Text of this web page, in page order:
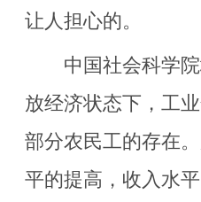
让人担心的。
中国社会科学院
放经济状态下，工
部分农民工的存在
平的提高，收入水